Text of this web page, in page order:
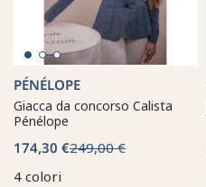
PÉNÉLOPE
Giacca da concorso Calista
Pénélope
174,30 €249,00 €
4 colori